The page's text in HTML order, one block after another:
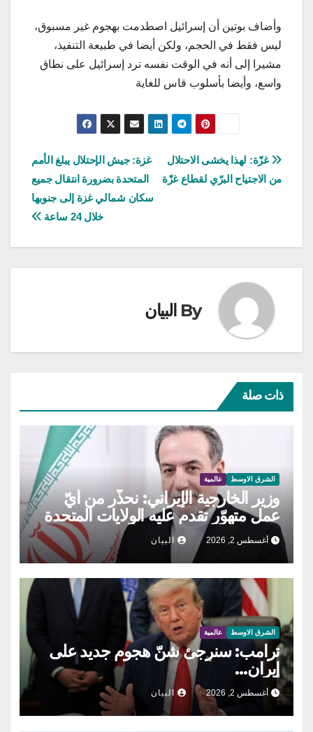
وأضاف بوتين أن إسرائيل اصطدمت بهجوم غير مسبوق،
ليس فقط في الحجم، ولكن أيضا في طبيعة التنفيذ،
مشيرا إلى أنه في الوقت نفسه ترد إسرائيل على نطاق
واسع، وأيضا بأسلوب قاس للغاية
تصفّح
المقالات
غزة: جيش الإحتلال يبلغ الأمم
المتحدة بضرورة انتقال جميع
سكان شمالي غزة إلى جنوبها
خلال 24 ساعة
غزّة: لهذا يخشى الاحتلال
من الاجتياح البرّي لقطاع غزّة
By البيان
ذات صلة
الشرق الاوسط عالمية
وزير الخارجية الإيراني: نحذّر من أيّ
عمل متهوّر تقدم عليه الولايات المتحدة
أغسطس 2, 2026 البيان
الشرق الاوسط عالمية
ترامب: سنرجئ شنّ هجوم جديد على
إيران…
أغسطس 2, 2026 البيان